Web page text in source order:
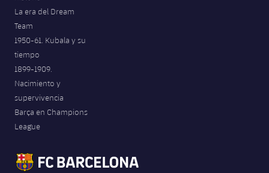
La era del Dream
Team
1950-61. Kubala y su
tiempo
1899-1909.
Nacimiento y
supervivencia
Barça en Champions
League